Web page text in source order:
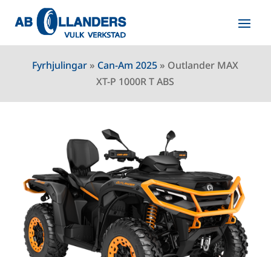
Fyrhjulingar » Can-Am 2025 » Outlander MAX
XT-P 1000R T ABS